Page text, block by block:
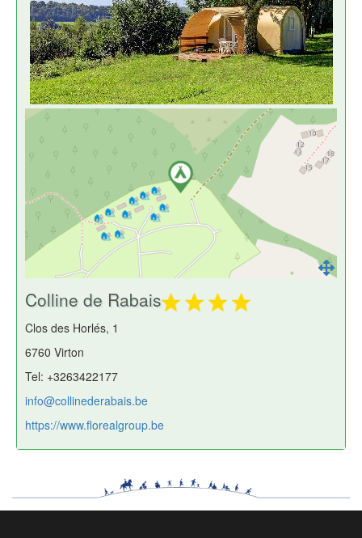
Colline de Rabais
Clos des Horlés, 1
6760 Virton
Tel: +3263422177
info@collinederabais.be
https://www.florealgroup.be